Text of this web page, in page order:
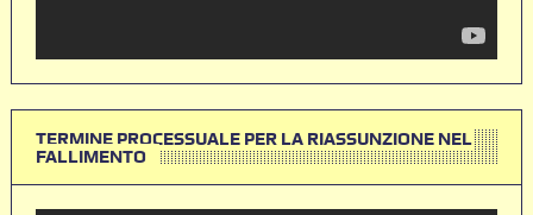
TERMINE PROCESSUALE PER LA RIASSUNZIONE NEL
FALLIMENTO